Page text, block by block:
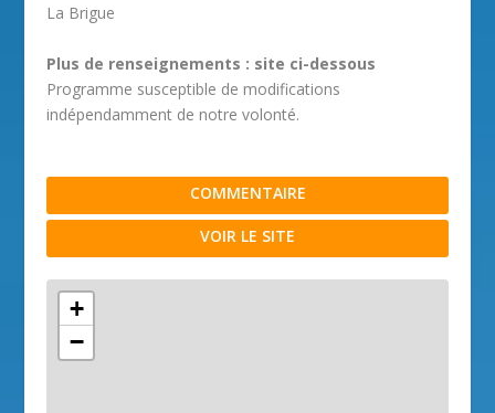
La Brigue
Plus de renseignements : site ci-dessous
Programme susceptible de modifications
indépendamment de notre volonté.
COMMENTAIRE
VOIR LE SITE
+
−